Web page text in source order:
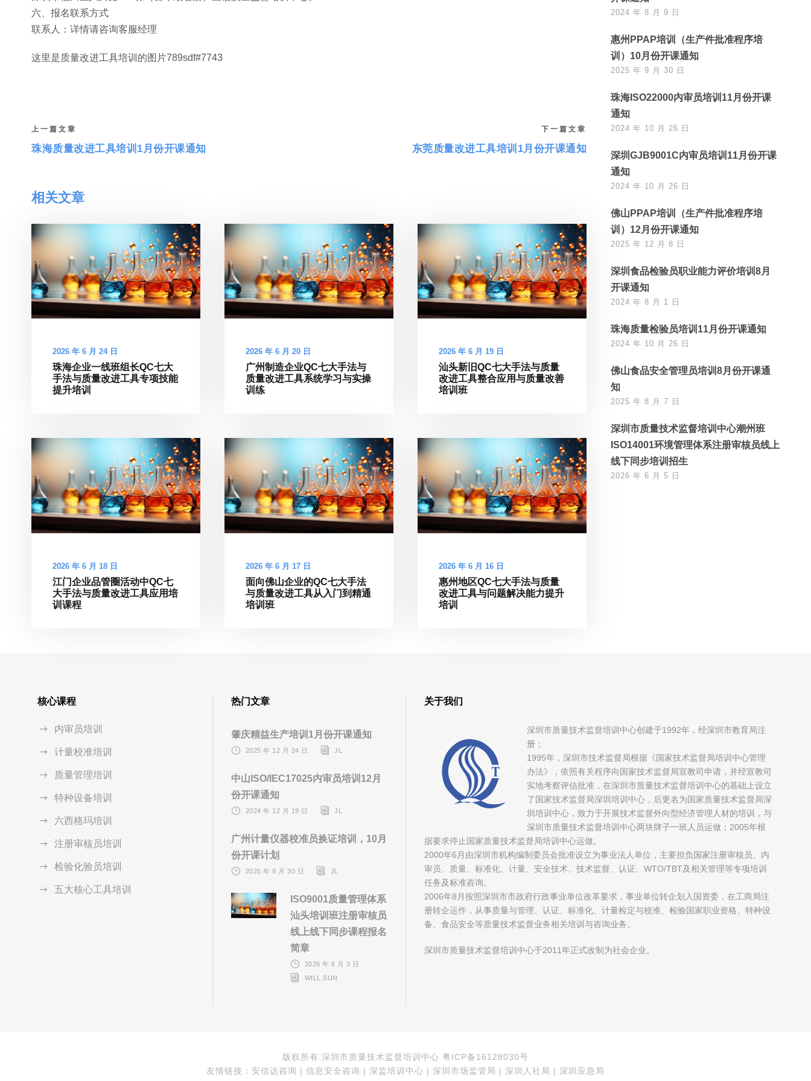
六、报名联系方式
联系人：详情请咨询客服经理
这里是质量改进工具培训的图片789sdf#7743
上一篇文章
珠海质量改进工具培训1月份开课通知
下一篇文章
东莞质量改进工具培训1月份开课通知
相关文章
2026 年 6 月 24 日
珠海企业一线班组长QC七大
手法与质量改进工具专项技能
提升培训
2026 年 6 月 20 日
广州制造企业QC七大手法与
质量改进工具系统学习与实操
训练
2026 年 6 月 19 日
汕头新旧QC七大手法与质量
改进工具整合应用与质量改善
培训班
2026 年 6 月 18 日
江门企业品管圈活动中QC七
大手法与质量改进工具应用培
训课程
2026 年 6 月 17 日
面向佛山企业的QC七大手法
与质量改进工具从入门到精通
培训班
2026 年 6 月 16 日
惠州地区QC七大手法与质量
改进工具与问题解决能力提升
培训
2024 年 8 月 9 日
惠州PPAP培训（生产件批准程序培
训）10月份开课通知
2025 年 9 月 30 日
珠海ISO22000内审员培训11月份开课
通知
2024 年 10 月 26 日
深圳GJB9001C内审员培训11月份开课
通知
2024 年 10 月 26 日
佛山PPAP培训（生产件批准程序培
训）12月份开课通知
2025 年 12 月 8 日
深圳食品检验员职业能力评价培训8月
开课通知
2024 年 8 月 1 日
珠海质量检验员培训11月份开课通知
2024 年 10 月 26 日
佛山食品安全管理员培训8月份开课通
知
2025 年 8 月 7 日
深圳市质量技术监督培训中心潮州班
ISO14001环境管理体系注册审核员线上
线下同步培训招生
2026 年 6 月 5 日
核心课程
内审员培训
计量校准培训
质量管理培训
特种设备培训
六西格玛培训
注册审核员培训
检验化验员培训
五大核心工具培训
热门文章
肇庆精益生产培训1月份开课通知
2025 年 12 月 24 日 JL
中山ISO/IEC17025内审员培训12月
份开课通知
2024 年 12 月 19 日 JL
广州计量仪器校准员换证培训，10月
份开课计划
2025 年 9 月 30 日 JL
ISO9001质量管理体系
汕头培训班注册审核员
线上线下同步课程报名
简章
2026 年 6 月 3 日
WILL.SUN
关于我们
深圳市质量技术监督培训中心创建于1992年，经深圳市教育局注
册；
1995年，深圳市技术监督局根据《国家技术监督局培训中心管理
办法》，依照有关程序向国家技术监督局宣教司申请，并经宣教司
实地考察评估批准，在深圳市质量技术监督培训中心的基础上设立
了国家技术监督局深圳培训中心，后更名为国家质量技术监督局深
圳培训中心，致力于开展技术监督外向型经济管理人材的培训，与
深圳市质量技术监督培训中心两块牌子一班人员运做；2005年根
据要求停止国家质量技术监督局培训中心运做。
2000年6月由深圳市机构编制委员会批准设立为事业法人单位，主要担负国家注册审核员、内
审员、质量、标准化、计量、安全技术、技术监督、认证、WTO/TBT及相关管理等专项培训
任务及标准咨询。
2006年8月按照深圳市市政府行政事业单位改革要求，事业单位转企划入国资委，在工商局注
册转企运作，从事质量与管理、认证、标准化、计量检定与校准、检验国家职业资格、特种设
备、食品安全等质量技术监督业务相关培训与咨询业务。
深圳市质量技术监督培训中心于2011年正式改制为社会企业。
版权所有:深圳市质量技术监督培训中心 粤ICP备16128030号
友情链接：安信达咨询 | 信息安全咨询 | 深监培训中心 | 深圳市场监管局 | 深圳人社局 | 深圳应急局